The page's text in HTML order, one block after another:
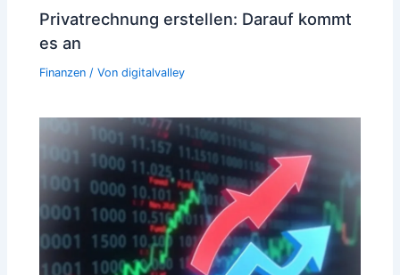
Privatrechnung erstellen: Darauf kommt
es an
Finanzen / Vondigitalvalley